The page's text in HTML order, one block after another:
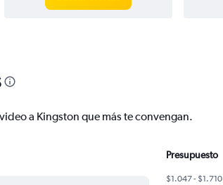
a Kingston que más te convengan.
Presupuesto
$1.047 - $1.710